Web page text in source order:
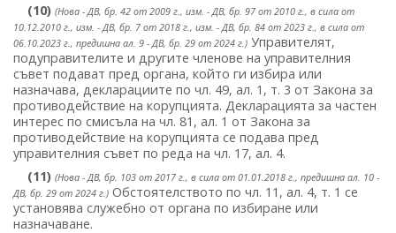
(10) (Нова - ДВ, бр. 42 от 2009 г., изм. - ДВ, бр. 97 от 2010 г., в сила от
10.12.2010 г., изм. - ДВ, бр. 7 от 2018 г., изм. - ДВ, бр. 84 от 2023 г., в сила от
06.10.2023 г., предишна ал. 9 - ДВ, бр. 29 от 2024 г.) Управителят,
подуправителите и другите членове на управителния
съвет подават пред органа, който ги избира или
назначава, декларациите по чл. 49, ал. 1, т. 3 от Закона за
противодействие на корупцията. Декларацията за частен
интерес по смисъла на чл. 81, ал. 1 от Закона за
противодействие на корупцията се подава пред
управителния съвет по реда на чл. 17, ал. 4.
(11) (Нова - ДВ, бр. 103 от 2017 г., в сила от 01.01.2018 г., предишна ал. 10 -
ДВ, бр. 29 от 2024 г.) Обстоятелството по чл. 11, ал. 4, т. 1 се
установява служебно от органа по избиране или
назначаване.